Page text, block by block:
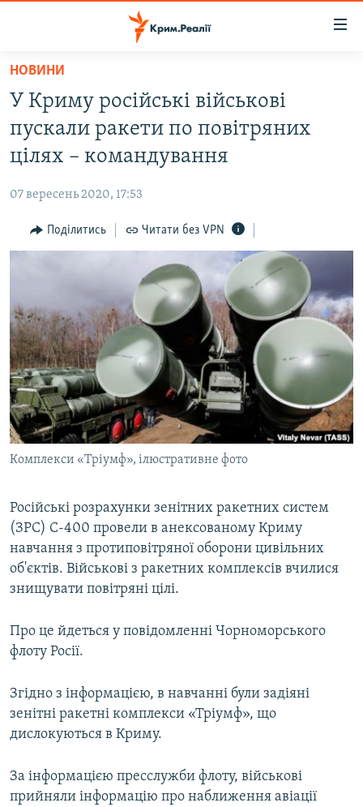
Перейти
основного
матеріалу
Перейти
до
основної
навігації
Перейти
до
ВОДА.КРИМ
ВІДЕО ТА ФОТО
БЛОГИ
ПОГЛЯД
СПЕЦПРОЕКТИ
ДЕПОРТАЦІЯ
ВІДЕОУРОКИ «ELIFBE»
СВІДЧЕННЯ ОКУПАЦІЇ
УКРАЇНСЬКА ПРОБЛЕМА КРИМУ
ІНФОГРАФІКА
ЯК ОБІЙТИ БЛОКУВАННЯ
Русский
Qırımtatar
ДОЛУЧАЙСЯ!
Усі сайти RFE/RL
НОВИНИ
У Криму російські військові
пускали ракети по повітряних
цілях – командування
07 вересень 2020, 17:53
Поділитись Читати без VPN
Комплекси «Тріумф», ілюстративне фото
Російські розрахунки зенітних ракетних систем
(ЗРС) С-400 провели в анексованому Криму
навчання з протиповітряної оборони цивільних
об'єктів. Військові з ракетних комплексів вчилися
знищувати повітряні цілі.
Про це йдеться у повідомленні Чорноморського
флоту Росії.
Згідно з інформацією, в навчанні були задіяні
зенітні ракетні комплекси «Тріумф», що
дислокуються в Криму.
За інформацією пресслужби флоту, військові
прийняли інформацію про наближення авіації